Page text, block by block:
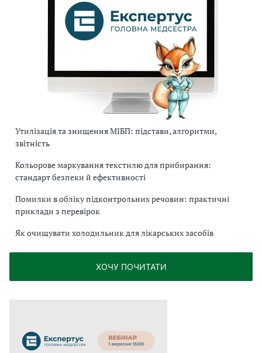
Утилізація та знищення МІБП: підстави, алгоритми,
звітність
Кольорове маркування текстилю для прибирання:
стандарт безпеки й ефективності
Помилки в обліку підконтрольних речовин: практичні
приклади з перевірок
Як очищувати холодильник для лікарських засобів
ХОЧУ ПОЧИТАТИ